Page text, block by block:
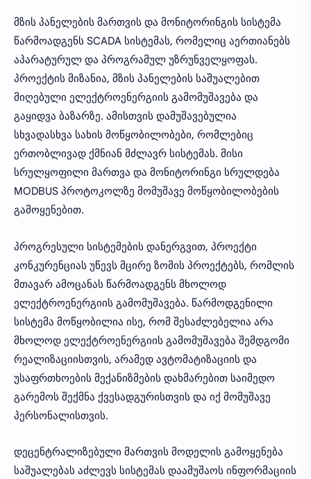
მზის პანელების მართვის და მონიტორინგის სისტემა
წარმოადგენს SCADA სისტემას, რომელიც აერთიანებს
აპარატურულ და პროგრამულ უზრუნველყოფას.
პროექტის მიზანია, მზის პანელების საშუალებით
მიღებული ელექტროენერგიის გამომუშავება და
გაყიდვა ბაზარზე. ამისთვის დამუშავებულია
სხვადასხვა სახის მოწყობილობები, რომლებიც
ერთობლივად ქმნიან მძლავრ სისტემას. მისი
სრულყოფილი მართვა და მონიტორინგი სრულდება
MODBUS პროტოკოლზე მომუშავე მოწყობილობების
გამოყენებით.
პროგრესული სისტემების დანერგვით, პროექტი
კონკურენციას უწევს მცირე ზომის პროექტებს, რომლის
მთავარ ამოცანას წარმოადგენს მხოლოდ
ელექტროენერგიის გამომუშავება. წარმოდგენილი
სისტემა მოწყობილია ისე, რომ შესაძლებელია არა
მხოლოდ ელექტროენერგიის გამომუშავება შემდგომი
რეალიზაციისთვის, არამედ ავტომატიზაციის და
უსაფრთხოების მექანიზმების დახმარებით საიმედო
გარემოს შექმნა ქვესადგურისთვის და იქ მომუშავე
პერსონალისთვის.
დეცენტრალიზებული მართვის მოდელის გამოყენება
საშუალებას აძლევს სისტემას დაამუშაოს ინფორმაციის